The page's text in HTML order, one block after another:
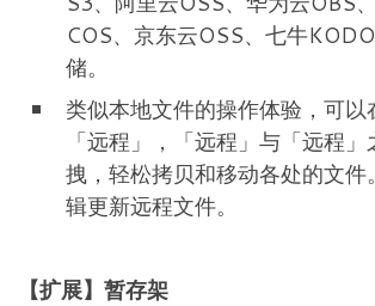
COS、京东云OSS、七牛
储。
类似本地文件的操作体验，可以
「远程」，「远程」与「远程
拽，轻松拷贝和移动各处的文件
辑更新远程文件。
【扩展】暂存架